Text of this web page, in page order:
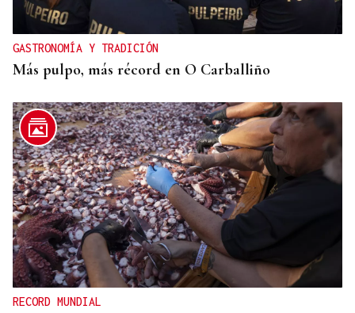
GASTRONOMÍA Y TRADICIÓN
Más pulpo, más récord en O Carballiño
RECORD MUNDIAL